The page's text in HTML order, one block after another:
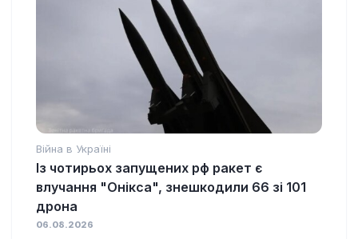
Війна в Україні
Із чотирьох запущених рф ракет є
влучання "Онікса", знешкодили 66 зі 101
дрона
06.08.2026